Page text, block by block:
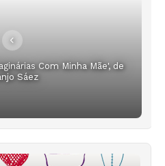
Com Minha Mãe', de
Sáez